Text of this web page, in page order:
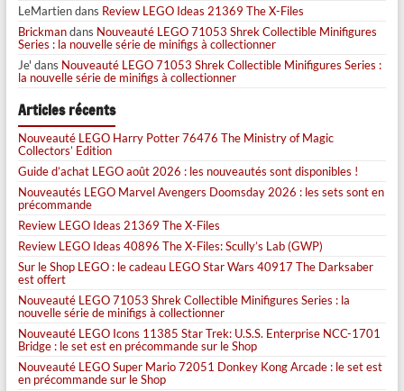
LeMartiendans Review LEGO Ideas 21369 The X-Files
Brickmandans Nouveauté LEGO 71053 Shrek Collectible Minifigures
Series : la nouvelle série de minifigs à collectionner
Je' dans Nouveauté LEGO 71053 Shrek Collectible Minifigures Series :
la nouvelle série de minifigs à collectionner
Articles récents
Nouveauté LEGO Harry Potter 76476 The Ministry of Magic
Collectors’ Edition
Guide d’achat LEGO août 2026 : les nouveautés sont disponibles !
Nouveautés LEGO Marvel Avengers Doomsday 2026 : les sets sont en
précommande
Review LEGO Ideas 21369 The X-Files
Review LEGO Ideas 40896 The X-Files: Scully’s Lab (GWP)
Sur le Shop LEGO : le cadeau LEGO Star Wars 40917 The Darksaber
est offert
Nouveauté LEGO 71053 Shrek Collectible Minifigures Series : la
nouvelle série de minifigs à collectionner
Nouveauté LEGO Icons 11385 Star Trek: U.S.S. Enterprise NCC-1701
Bridge : le set est en précommande sur le Shop
Nouveauté LEGO Super Mario 72051 Donkey Kong Arcade : le set est
en précommande sur le Shop